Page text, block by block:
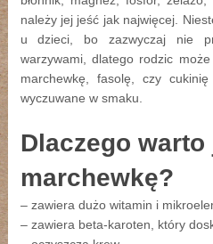
należy jej jeść jak najwięcej.
u dzieci, bo zazwyczaj nie
warzywami, dlatego rodzic
marchewkę, fasolę, czy
wyczuwane w smaku.
Dlaczego warto
marchewkę?
– zawiera dużo witamin i
– zawiera beta-karoten, który